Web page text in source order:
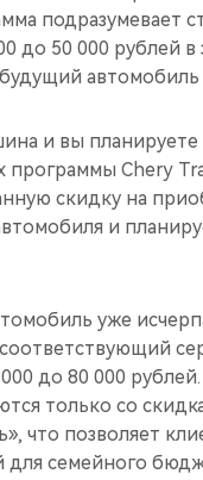
подразумевает
до 50 000 рублей
и вы
программы Chery
скидку на
и
уже
до 80 000
только со
что позволяет
семейного